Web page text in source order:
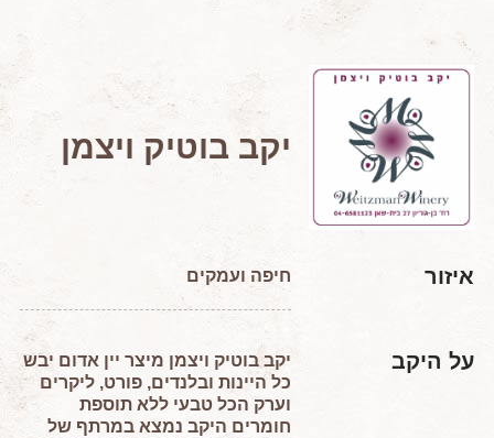
חדשות ועדכונים
צור קשר
יקב בוטיק ויצמן
איזור חיפה ועמקים
על היקב
יקב בוטיק ויצמן מיצר יין אדום יבש
כל היינות ובלנדים, פורט, ליקרים
וערק הכל טבעי ללא תוספת
חומרים היקב נמצא במרתף של